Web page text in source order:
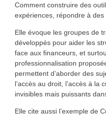
Comment construire des
expériences, répondre à
Elle évoque les groupes de
développés pour aider les
face aux financeurs, et
professionnalisation
permettent d’aborder des
l’accès au droit, l’accès à la
invisibles mais puissants
Elle cite aussi l’exemple de